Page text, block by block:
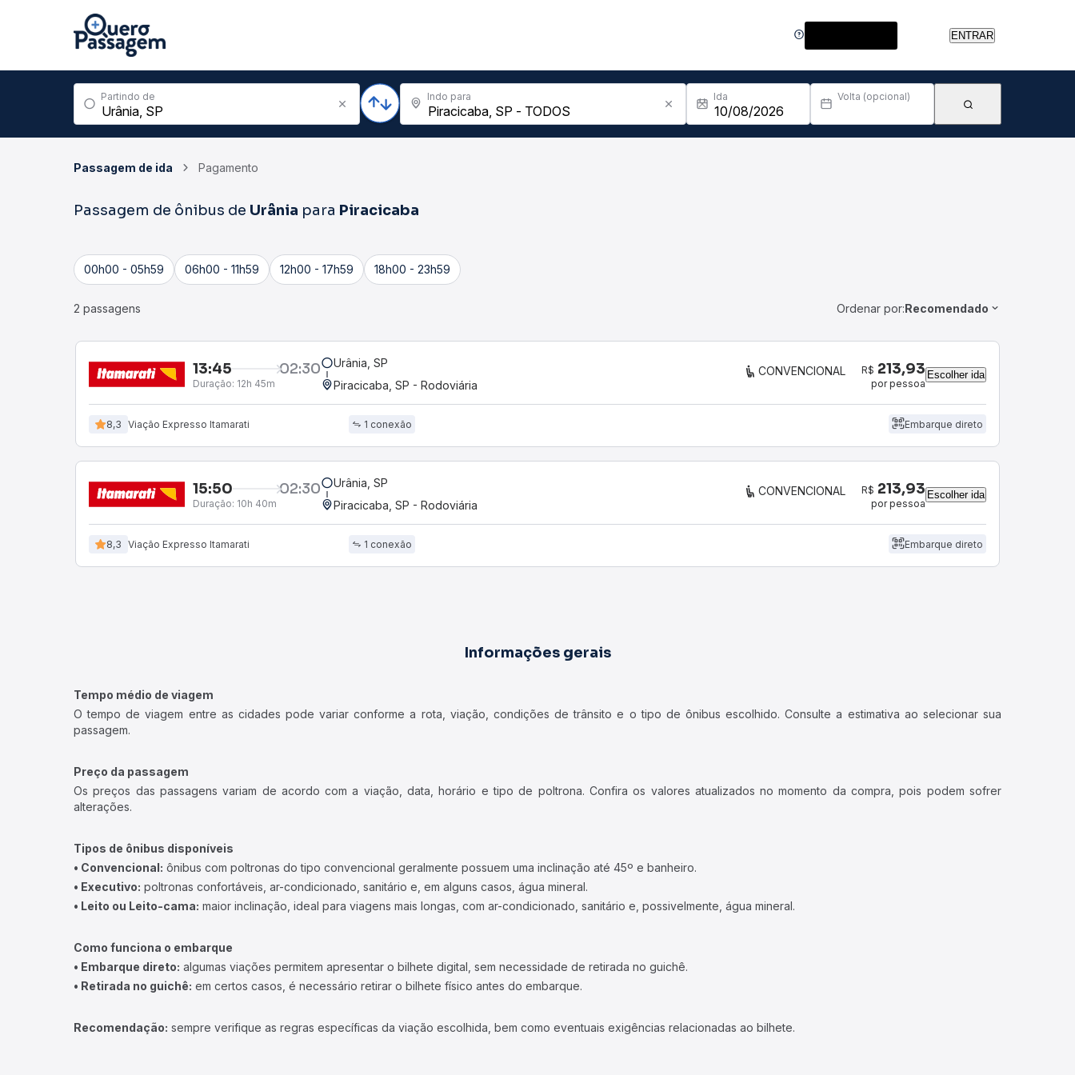
ENTRAR
Partindo de Indo para Ida Volta (opcional)
Passagem de ida Pagamento
Passagem de ônibus de Urânia para Piracicaba
00h00 - 05h59 06h00 - 11h59 12h00 - 17h59 18h00 - 23h59
2 passagens Ordenar por:Recomendado
13:45 02:30
Duração: 12h 45m
Urânia, SP
Piracicaba, SP - Rodoviária
CONVENCIONAL R$ 213,93
por pessoa
Escolher ida
8,3 Viação Expresso Itamarati 1 conexão Embarque direto
15:50 02:30
Duração: 10h 40m
Urânia, SP
Piracicaba, SP - Rodoviária
CONVENCIONAL R$ 213,93
por pessoa
Escolher ida
8,3 Viação Expresso Itamarati 1 conexão Embarque direto
Informações gerais
Tempo médio de viagem
O tempo de viagem entre as cidades pode variar conforme a rota, viação, condições de trânsito e o tipo de ônibus escolhido. Consulte a estimativa ao selecionar sua
passagem.
Preço da passagem
Os preços das passagens variam de acordo com a viação, data, horário e tipo de poltrona. Confira os valores atualizados no momento da compra, pois podem sofrer
alterações.
Tipos de ônibus disponíveis
• Convencional: ônibus com poltronas do tipo convencional geralmente possuem uma inclinação até 45º e banheiro.
• Executivo: poltronas confortáveis, ar-condicionado, sanitário e, em alguns casos, água mineral.
• Leito ou Leito-cama: maior inclinação, ideal para viagens mais longas, com ar-condicionado, sanitário e, possivelmente, água mineral.
Como funciona o embarque
• Embarque direto: algumas viações permitem apresentar o bilhete digital, sem necessidade de retirada no guichê.
• Retirada no guichê: em certos casos, é necessário retirar o bilhete físico antes do embarque.
Recomendação: sempre verifique as regras específicas da viação escolhida, bem como eventuais exigências relacionadas ao bilhete.